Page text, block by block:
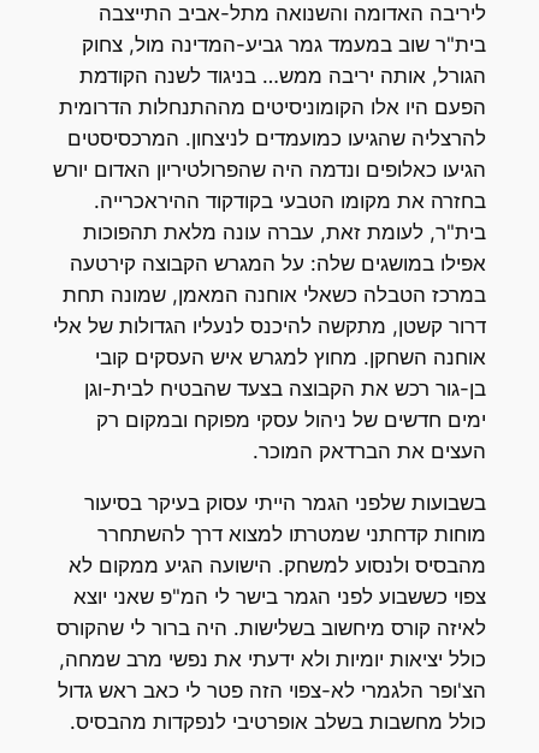
ליריבה האדומה והשנואה מתל-אביב התייצבה
בית"ר שוב במעמד גמר גביע-המדינה מול, צחוק
הגורל, אותה יריבה ממש… בניגוד לשנה הקודמת
הפעם היו אלו הקומוניסיטים מההתנחלות הדרומית
להרצליה שהגיעו כמועמדים לניצחון. המרכסיסטים
הגיעו כאלופים ונדמה היה שהפרולטיריון האדום יורש
בחזרה את מקומו הטבעי בקודקוד ההיראכרייה.
בית"ר, לעומת זאת, עברה עונה מלאת תהפוכות
אפילו במושגים שלה: על המגרש הקבוצה קירטעה
במרכז הטבלה כשאלי אוחנה המאמן, שמונה תחת
דרור קשטן, מתקשה להיכנס לנעליו הגדולות של אלי
אוחנה השחקן. מחוץ למגרש איש העסקים קובי
בן-גור רכש את הקבוצה בצעד שהבטיח לבית-וגן
ימים חדשים של ניהול עסקי מפוקח ובמקום רק
העצים את הברדאק המוכר.
בשבועות שלפני הגמר הייתי עסוק בעיקר בסיעור
מוחות קדחתני שמטרתו למצוא דרך להשתחרר
מהבסיס ולנסוע למשחק. הישועה הגיע ממקום לא
צפוי כששבוע לפני הגמר בישר לי המ"פ שאני יוצא
לאיזה קורס מיחשוב בשלישות. היה ברור לי שהקורס
כולל יציאות יומיות ולא ידעתי את נפשי מרב שמחה,
הצ'ופר הלגמרי לא-צפוי הזה פטר לי כאב ראש גדול
כולל מחשבות בשלב אופרטיבי לנפקדות מהבסיס.